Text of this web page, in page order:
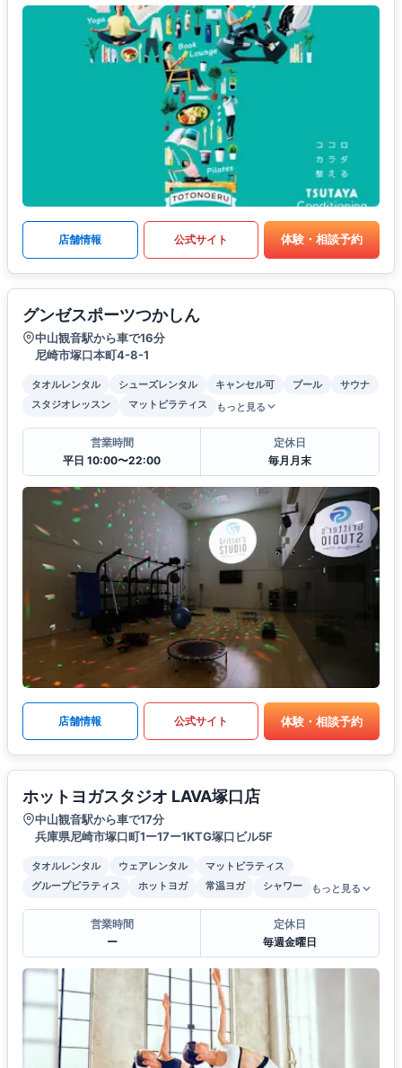
店舗情報 公式サイト 体験・相談予約
グンゼスポーツつかしん
中山観音駅から車で16分
尼崎市塚口本町4-8-1
タオルレンタル シューズレンタル キャンセル可 プール
サウナ
スタジオレッスン
マットピラティス もっと見る
営業時間
平日 10:00〜22:00
定休日
毎月月末
店舗情報 公式サイト 体験・相談予約
ホットヨガスタジオ LAVA塚口店
中山観音駅から車で17分
兵庫県尼崎市塚口町1ー17ー1KTG塚口ビル5F
タオルレンタル ウェアレンタル
マットピラティス
グループピラティス
ホットヨガ 常温ヨガ シャワー もっと見る
営業時間
ー
定休日
毎週金曜日